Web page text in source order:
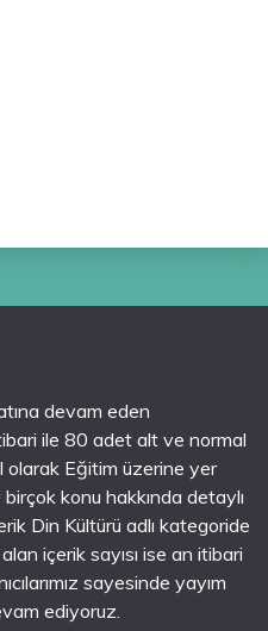
devam eden
ile 80 adet alt ve normal
olarak Eğitim üzerine yer
konu hakkında detaylı
Din Kültürü adlı kategoride
içerik sayısı ise an itibari
sayesinde yayım
ediyoruz.